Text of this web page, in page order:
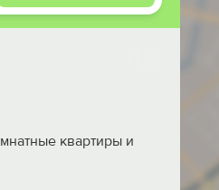
квартиры и